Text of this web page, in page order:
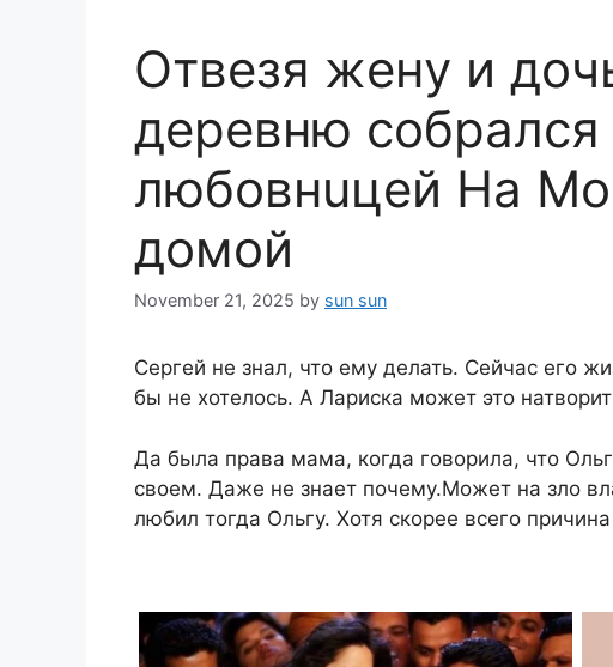
Oтвезя жeнy и
дepeвню coбрался
любовнuцeй Ha
дoмой
November 21, 2025 by sun sun
Сергей не знал, что ему делать. Сейчас его
бы не хотелось. А Лариска может это
Да была права мама, когда говорила, что
своем. Даже не знает почему.Может на зло
любил тогда Ольгу. Хотя скорее всего